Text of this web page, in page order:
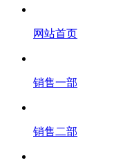
网站首页
销售一部
销售二部